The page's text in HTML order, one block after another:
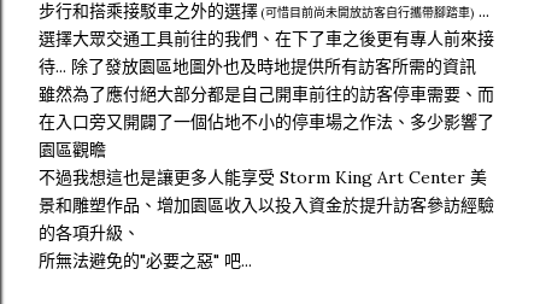
步行和搭乘接駁車之外的選擇 (可惜目前尚未開放訪客自行攜帶腳踏車) ...
選擇大眾交通工具前往的我們、在下了車之後更有專人前來接
待... 除了發放園區地圖外也及時地提供所有訪客所需的資訊
雖然為了應付絕大部分都是自己開車前往的訪客停車需要、而
在入口旁又開闢了一個佔地不小的停車場之作法、多少影響了
園區觀瞻
不過我想這也是讓更多人能享受 Storm King Art Center 美
景和雕塑作品、增加園區收入以投入資金於提升訪客參訪經驗
的各項升級、
所無法避免的"必要之惡" 吧...